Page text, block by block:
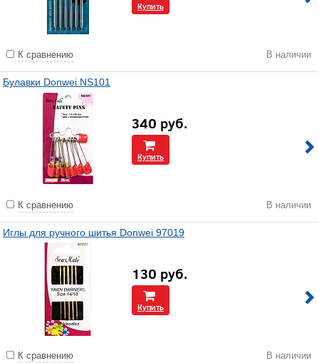
Купить
К сравнению В наличии
Булавки Donwei NS101
340 руб.
Купить
К сравнению В наличии
Иглы для ручного шитья Donwei 97019
130 руб.
Купить
К сравнению В наличии